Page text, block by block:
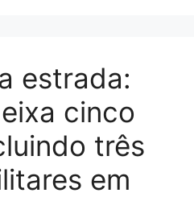
estrada:
cinco
três
em